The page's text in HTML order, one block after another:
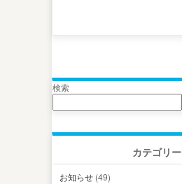
検索
カテゴリー
お知らせ (49)